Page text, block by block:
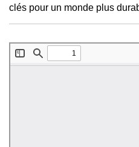
clés pour un monde plus